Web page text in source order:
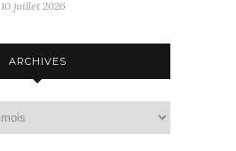
10 juillet 2026
ARCHIVES